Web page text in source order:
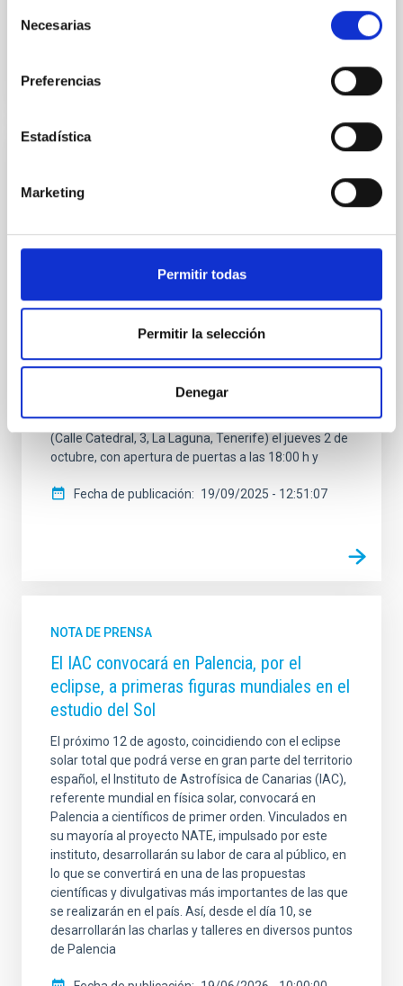
Necesarias
Preferencias
Estadística
Marketing
Permitir todas
Permitir la selección
Denegar
Fecha de publicación
'Astronomy on Tap' llega a España: primera
El Instituto de Astrofísica de Canarias (IAC) anuncia
la llegada de Astronomy on Tap a España, con su
divulgación, creada en Estados Unidos y que desde
entonces se ha expandido por todo el mundo,
aterriza ahora en las Islas Canarias bajo el nombre "
Astronomy on Tap – Islas Canarias” y el
marco de los proyectos EDUCADO y ExGal-Twin del
IAC. El evento inaugural tendrá lugar en el Búho Club
(Calle Catedral, 3, La Laguna, Tenerife) el jueves 2 de
octubre, con apertura de puertas a las 18:00 h y
Fecha de publicación 19/09/2025 - 12:51:07
NOTA DE PRENSA
El IAC convocará en Palencia, por el
eclipse, a primeras figuras mundiales en el
estudio del Sol
El próximo 12 de agosto, coincidiendo con el eclipse
solar total que podrá verse en gran parte del territorio
español, el Instituto de Astrofísica de Canarias (IAC),
referente mundial en física solar, convocará en
Palencia a científicos de primer orden. Vinculados en
su mayoría al proyecto NATE, impulsado por este
instituto, desarrollarán su labor de cara al público, en
lo que se convertirá en una de las propuestas
científicas y divulgativas más importantes de las que
se realizarán en el país. Así, desde el día 10, se
desarrollarán las charlas y talleres en diversos puntos
de Palencia